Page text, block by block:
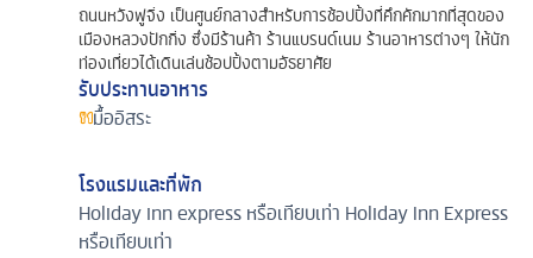
ถนนหวังฟูจิ่ง เป็นศูนย์กลางสำหรับการช้อปปิ้งที่คึกคักมากที่สุดของ
เมืองหลวงปักกิ่ง ซึ่งมีร้านค้า ร้านแบรนด์เนม ร้านอาหารต่างๆ ให้นัก
ท่องเที่ยวได้เดินเล่นช้อปปิ้งตามอัธยาศัย
รับประทานอาหาร
มื้ออิสระ
โรงแรมและที่พัก
Holiday inn express หรือเทียบเท่า Holiday Inn Express
หรือเทียบเท่า